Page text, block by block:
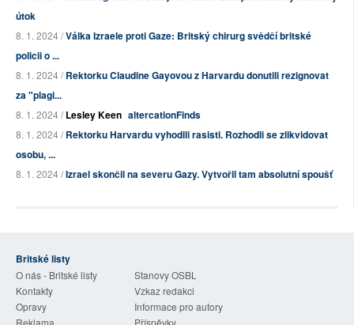
útok
8. 1. 2024 /Válka Izraele proti Gaze: Britský chirurg svědčí britské
policii o ...
8. 1. 2024 /Rektorku Claudine Gayovou z Harvardu donutili rezignovat
za "plagi...
8. 1. 2024 /Lesley Keen altercationFinds
8. 1. 2024 /Rektorku Harvardu vyhodili rasisti. Rozhodli se zlikvidovat
osobu, ...
8. 1. 2024 /Izrael skončil na severu Gazy. Vytvořil tam absolutní spoušť
Britské listy
O nás - Britské listy
Stanovy OSBL
Kontakty
Vzkaz redakci
Opravy
Informace pro autory